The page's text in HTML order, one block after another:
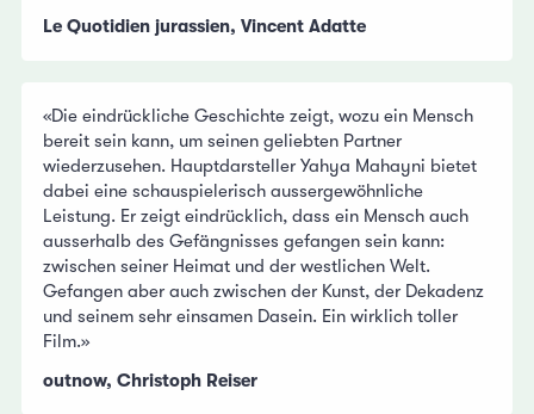
Le Quotidien jurassien, Vincent Adatte
«Die eindrückliche Geschichte zeigt, wozu ein Mensch
bereit sein kann, um seinen geliebten Partner
wiederzusehen. Hauptdarsteller Yahya Mahayni bietet
dabei eine schauspielerisch aussergewöhnliche
Leistung. Er zeigt eindrücklich, dass ein Mensch auch
ausserhalb des Gefängnisses gefangen sein kann:
zwischen seiner Heimat und der westlichen Welt.
Gefangen aber auch zwischen der Kunst, der Dekadenz
und seinem sehr einsamen Dasein. Ein wirklich toller
Film.»
outnow, Christoph Reiser